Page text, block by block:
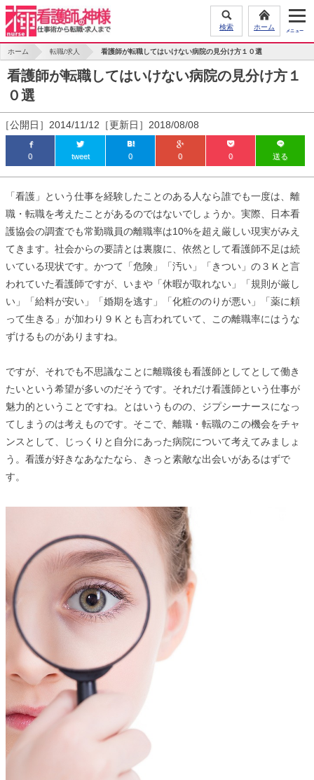
検索 ホーム
ホーム 転職/求人 看護師が転職してはいけない病院の見分け方１０選
看護師が転職してはいけない病院の見分け方１
０選
［公開日］2014/11/12［更新日］2018/08/08
0 tweet 0 0 0 送る
「看護」という仕事を経験したことのある人なら誰でも一度は、離
職・転職を考えたことがあるのではないでしょうか。実際、日本看
護協会の調査でも常勤職員の離職率は10%を超え厳しい現実がみえ
てきます。社会からの要請とは裏腹に、依然として看護師不足は続
いている現状です。かつて「危険」「汚い」「きつい」の３Ｋと言
われていた看護師ですが、いまや「休暇が取れない」「規則が厳し
い」「給料が安い」「婚期を逃す」「化粧ののりが悪い」「薬に頼
って生きる」が加わり９Ｋとも言われていて、この離職率にはうな
ずけるものがありますね。
ですが、それでも不思議なことに離職後も看護師としてとして働き
たいという希望が多いのだそうです。それだけ看護師という仕事が
魅力的ということですね。とはいうものの、ジプシーナースになっ
てしまうのは考えものです。そこで、離職・転職のこの機会をチャ
ンスとして、じっくりと自分にあった病院について考えてみましょ
う。看護が好きなあなたなら、きっと素敵な出会いがあるはずで
す。